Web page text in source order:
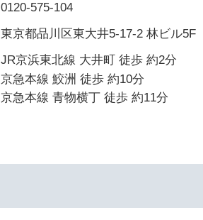
0120-575-104
東京都品川区東大井5-17-2 林ビル5F
JR京浜東北線 大井町 徒歩 約2分
京急本線 鮫洲 徒歩 約10分
京急本線 青物横丁 徒歩 約11分